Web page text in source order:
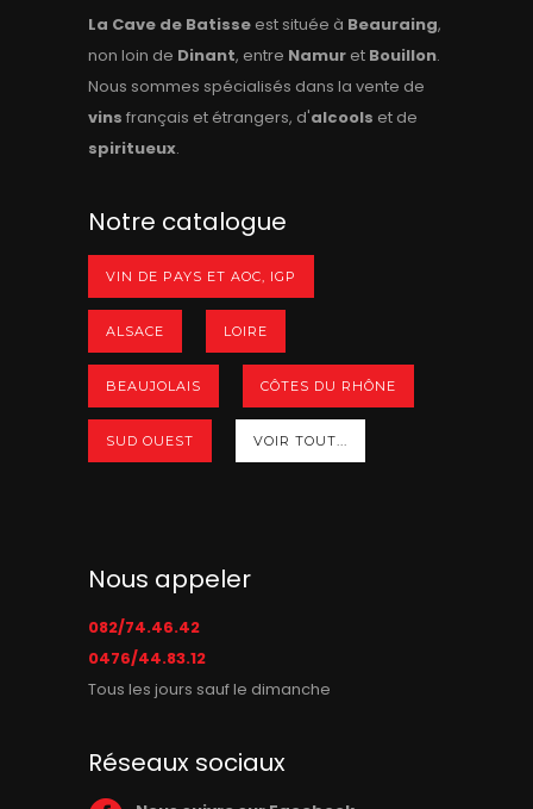
La Cave de Batisse est située à Beauraing,
non loin de Dinant, entre Namur et Bouillon.
Nous sommes spécialisés dans la vente de
vins français et étrangers, d'alcools et de
spiritueux.
Notre catalogue
VIN DE PAYS ET AOC, IGP
ALSACE LOIRE
BEAUJOLAIS CÔTES DU RHÔNE
SUD OUEST VOIR TOUT...
Nous appeler
082/74.46.42
0476/44.83.12
Tous les jours sauf le dimanche
Réseaux sociaux